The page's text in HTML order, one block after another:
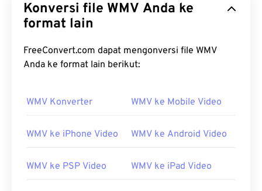
Konversi file WMV Anda ke
format lain
FreeConvert.com dapat mengonversi file WMV
Anda ke format lain berikut:
WMV Konverter WMV ke Mobile Video
WMV ke iPhone Video WMV ke Android Video
WMV ke PSP Video WMV ke iPad Video